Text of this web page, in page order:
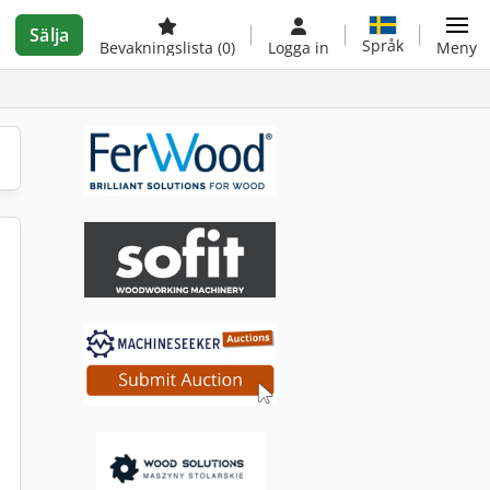
Sälja
Bevakningslista (0) Logga in Språk Meny